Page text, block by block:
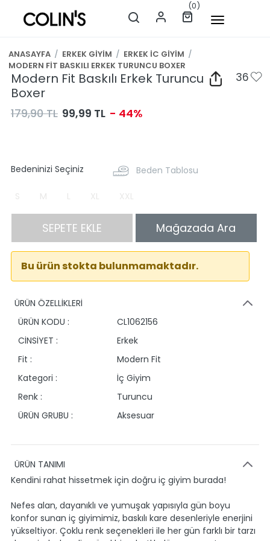
(0)
ANASAYFA / ERKEK GİYİM / ERKEK İC GİYİM /
MODERN FİT BASKILI ERKEK TURUNCU BOXER
Modern Fit Baskılı Erkek Turuncu
Boxer
36
179,90 TL 99,99 TL - 44%
Bedeninizi Seçiniz Beden Tablosu
S M L XL XXL
SEPETE EKLE Mağazada Ara
Bu ürün stokta bulunmamaktadır.
ÜRÜN ÖZELLİKLERİ
ÜRÜN KODU :
CL1062156
CİNSİYET :
Erkek
Fit :
Modern Fit
Kategori :
İç Giyim
Renk :
Turuncu
ÜRÜN GRUBU :
Aksesuar
ÜRÜN TANIMI
Kendini rahat hissetmek için doğru iç giyim burada!
Nefes alan, dayanıklı ve yumuşak yapısıyla gün boyu
konfor sunan iç giyimimiz, baskılı kare desenleriyle enerjini
yükseltiyor. Çoklu renk seçenekleri ile her gün farklı bir tarzı